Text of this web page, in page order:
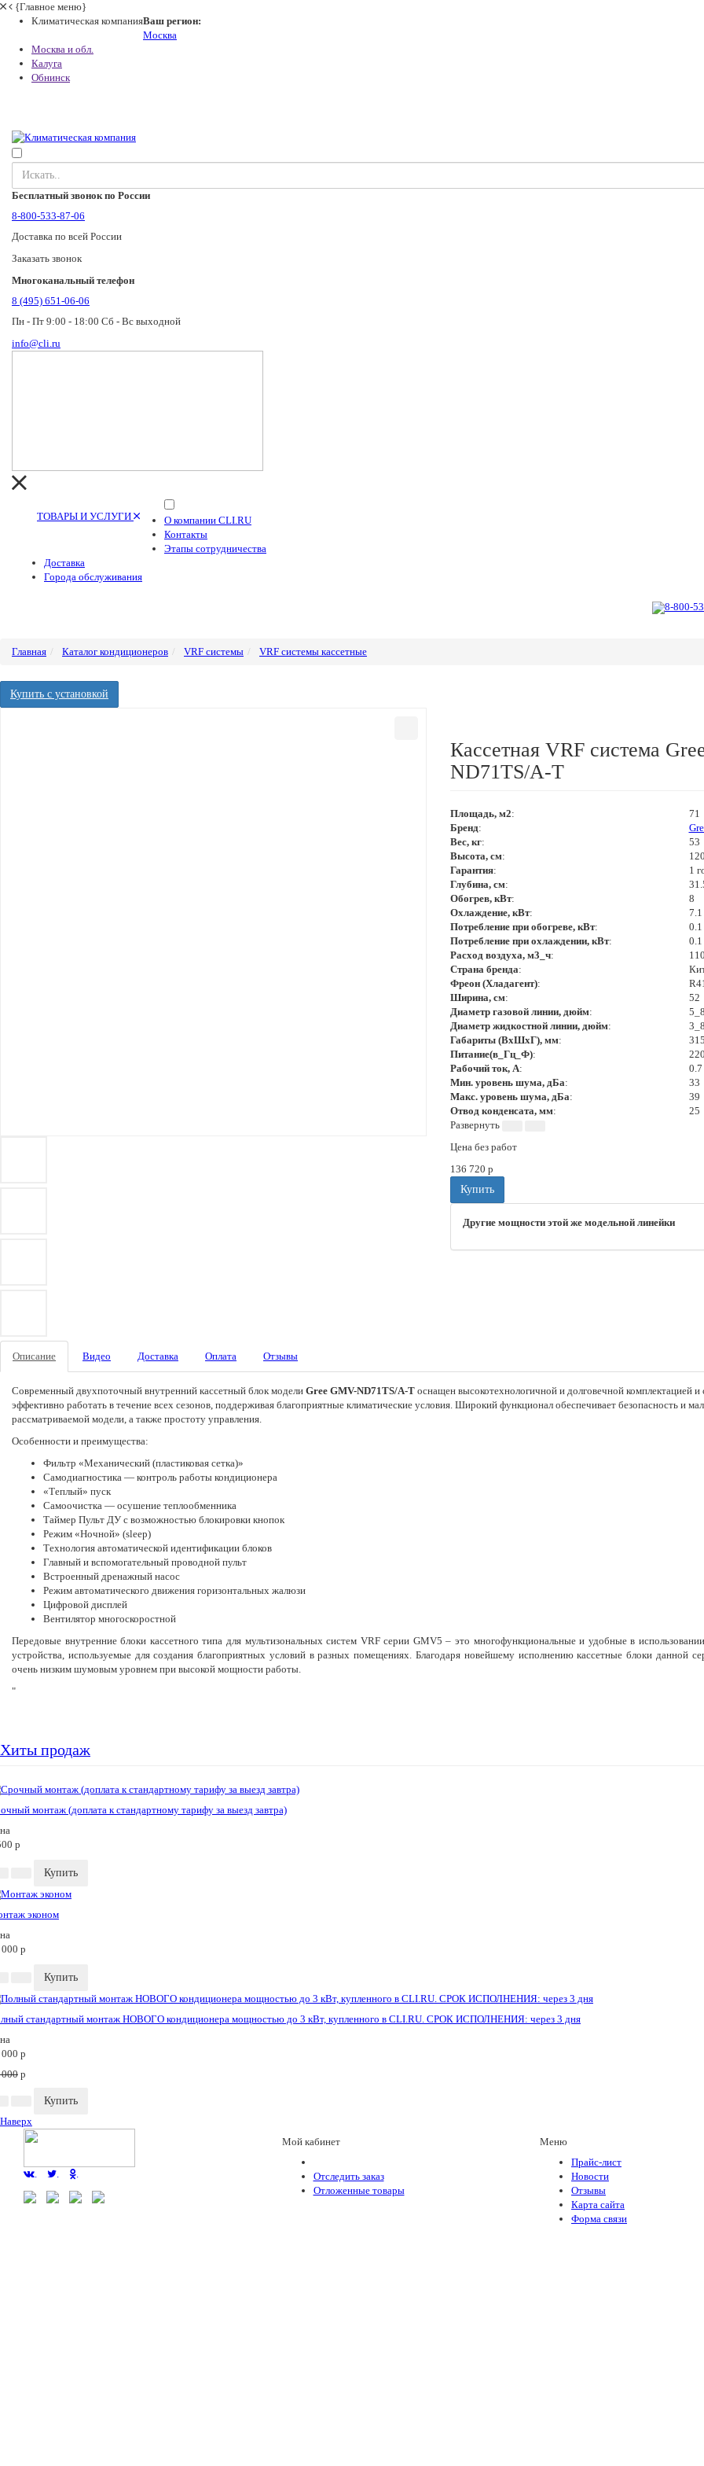
{Главное меню}
Климатическая компанияВаш регион:
Москва
Москва и обл.
Калуга
Обнинск
Бесплатный звонок по России
8-800-533-87-06
Доставка по всей России
Заказать звонок
Многоканальный телефон
8 (495) 651-06-06
Пн - Пт 9:00 - 18:00 Сб - Вс выходной
info@cli.ru
ТОВАРЫ И УСЛУГИ
О компании CLI.RU
Контакты
Этапы сотрудничества
Доставка
Города обслуживания
8-800-
Главная Каталог кондиционеров VRF системы VRF системы кассетные
Купить с установкой
Кассетная VRF система
ND71TS/A-T
Площадь, м2:
71
Бренд:
Вес, кг:
53
Высота, см:
120
Гарантия:
1
Глубина, см:
Обогрев, кВт:
8
Охлаждение, кВт:
7.1
Потребление при обогреве, кВт:
0.1
Потребление при охлаждении, кВт:
0.1
Расход воздуха, м3_ч:
Страна бренда:
Фреон (Хладагент):
Ширина, см:
52
Диаметр газовой линии, дюйм:
5_8
Диаметр жидкостной линии, дюйм:
3_8
Габариты (ВхШхГ), мм:
Питание(в_Гц_Ф):
Рабочий ток, А:
0.7
Мин. уровень шума, дБа:
33
Макс. уровень шума, дБа:
39
Отвод конденсата, мм: 25
Цена без работ
136 720 p
Купить
Другие мощности этой же модельной линейки
Описание Видео Доставка Оплата Отзывы
Современный двухпоточный внутренний кассетный блок модели Gree GMV-ND71TS/A-T оснащен высокотехнологичной и долговечной комплектацией и
эффективно работать в течение всех сезонов, поддерживая благоприятные климатические условия. Широкий функционал обеспечивает безопасность и
рассматриваемой модели, а также простоту управления.
Особенности и преимущества:
Фильтр «Механический (пластиковая сетка)»
Самодиагностика — контроль работы кондиционера
«Теплый» пуск
Самоочистка — осушение теплообменника
Таймер Пульт ДУ с возможностью блокировки кнопок
Режим «Ночной» (sleep)
Технология автоматической идентификации блоков
Главный и вспомогательный проводной пульт
Встроенный дренажный насос
Режим автоматического движения горизонтальных жалюзи
Цифровой дисплей
Вентилятор многоскоростной
Передовые внутренние блоки кассетного типа для мультизональных систем VRF серии GMV5 – это многофункциональные и удобные в
устройства, используемые для создания благоприятных условий в разных помещениях. Благодаря новейшему исполнению кассетные блоки данной
очень низким шумовым уровнем при высокой мощности работы.
"
Хиты продаж
монтаж (доплата к стандартному тарифу за выезд завтра)
p
Купить
эконом
p
Купить
стандартный монтаж НОВОГО кондиционера мощностью до 3 кВт, купленного в CLI.RU. СРОК ИСПОЛНЕНИЯ: через 3 дня
p
p
Купить
Наверх
Мой кабинет
Отследить заказ
Отложенные товары
Меню
Прайс-лист
Новости
Отзывы
Карта сайта
Форма связи